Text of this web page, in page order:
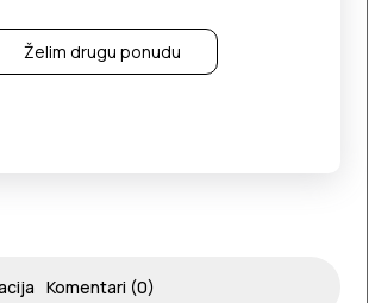
Želim drugu ponudu
Komentari (0)